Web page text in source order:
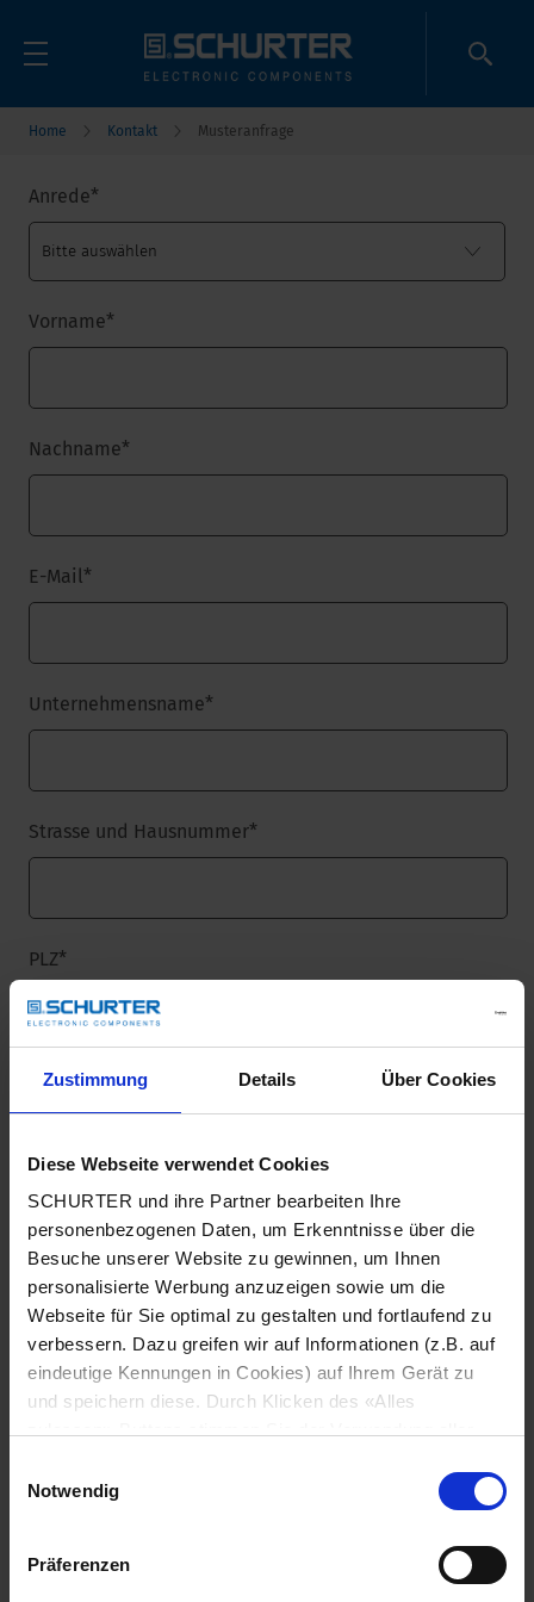
Zustimmung Details Über Cookies
Diese Webseite verwendet Cookies
SCHURTER und ihre Partner bearbeiten Ihre
personenbezogenen Daten, um Erkenntnisse über die
Besuche unserer Website zu gewinnen, um Ihnen
personalisierte Werbung anzuzeigen sowie um die
Webseite für Sie optimal zu gestalten und fortlaufend zu
verbessern. Dazu greifen wir auf Informationen (z.B. auf
eindeutige Kennungen in Cookies) auf Ihrem Gerät zu
und speichern diese. Durch Klicken des «Alles
zu. Sie können Ihre Einstellungen jederzeit ändern, indem
Sie auf «Cookie-Einstellungen verwalten» am Seitenende
klicken. Ihre Einstellungen werden unseren Partnern
gemeldet und haben keinen Einfluss auf die
Notwendig
Präferenzen
Home Kontakt Musteranfrage
Anrede*
Vorname*
Nachname*
E-Mail*
Unternehmensname*
Strasse und Hausnummer*
PLZ*
Stadt*
Land*
Telefonnummer*